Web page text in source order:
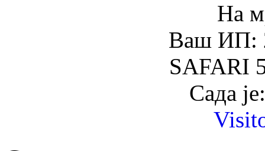
На
Ваш ИП:
SAFARI
Сада